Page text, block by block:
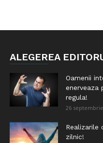
ALEGEREA
Oamenii
enerveaza
regula!
26
zilnic!